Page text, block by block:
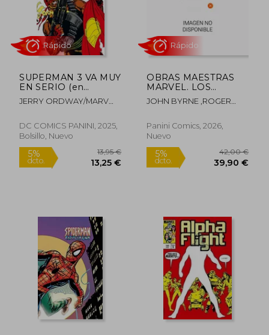
5%
dcto. 18,05 €
5%
dcto.
SUPERMAN 3 VA MUY
EN SERIO (en
Castellano)
JERRY ORDWAY/MARV
BYRNE
DC COMICS PANINI, 2025,
Bolsillo, Nuevo
OBRAS MAESTRAS
MARVEL. LOS
CUATRO
FANTASTICOS DE
07
JOHN BYRNE ,ROGER
Panini Comics, 2026,
Nuevo